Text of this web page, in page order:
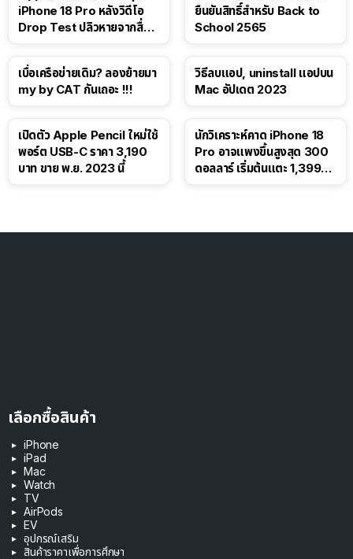
iPhone 18 Pro หลังวิดีโอ
Drop Test ปลิวหายจากสื่อ
ยืนยันสิทธิ์สำหรับ Back to
School 2565
เบื่อเครือข่ายเดิม? ลองย้ายมา
my by CAT กันเถอะ !!!
วิธีลบแอป, uninstall แอปบน
Mac อัปเดต 2023
เปิดตัว Apple Pencil ใหม่ใช้
พอร์ต USB-C ราคา 3,190
บาท ขาย พ.ย. 2023 นี้
นักวิเคราะห์คาด iPhone 18
Pro อาจแพงขึ้นสูงสุด 300
ดอลลาร์ เริ่มต้นแตะ 1,399
เลือกซื้อสินค้า
iPhone
iPad
Mac
Watch
TV
AirPods
EV
อุปกรณ์เสริม
สินค้าราคาเพื่อการศึกษา